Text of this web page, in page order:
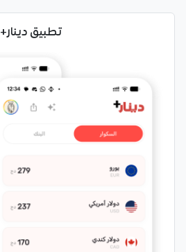
تطبيق دينار+